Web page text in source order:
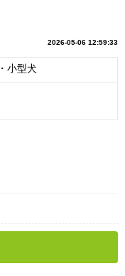
2026-05-06 12:59:33
小型犬